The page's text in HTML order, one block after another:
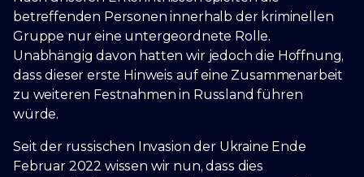
betreffenden Personen innerhalb der kriminellen
Gruppe nur eine untergeordnete Rolle.
Unabhängig davon hatten wir jedoch die Hoffnung,
dass dieser erste Hinweis auf eine Zusammenarbeit
zu weiteren Festnahmen in Russland führen
würde.
Seit der russischen Invasion der Ukraine Ende
Februar 2022 wissen wir nun, dass dies